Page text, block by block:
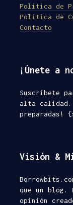
Política de
Política de
Contacto
¡Únete a
Suscríbete
alta calidad.
preparadas!
Visión &
que un blog.
opinión